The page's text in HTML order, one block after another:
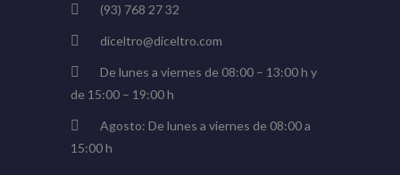
(93) 768 27 32
diceltro@diceltro.com
De lunes a viernes de 08:00 – 13:00 h y
de 15:00 – 19:00 h
Agosto: De lunes a viernes de 08:00 a
15:00 h